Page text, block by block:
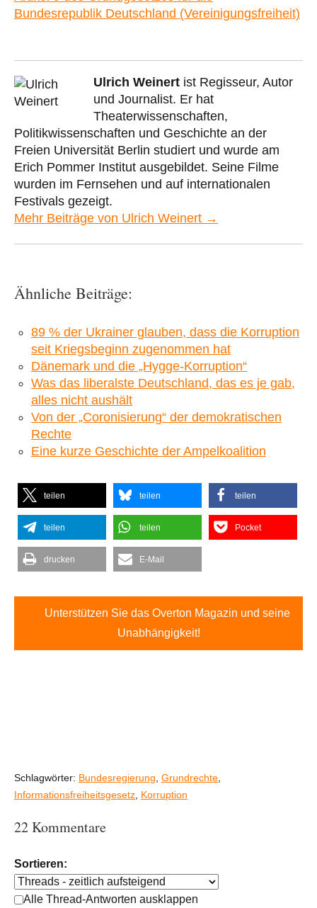
Bundesrepublik Deutschland (Vereinigungsfreiheit)
Ulrich Weinert ist Regisseur, Autor
und Journalist. Er hat
Theaterwissenschaften,
Politikwissenschaften und Geschichte an der
Freien Universität Berlin studiert und wurde am
Erich Pommer Institut ausgebildet. Seine Filme
wurden im Fernsehen und auf internationalen
Festivals gezeigt.
Mehr Beiträge von Ulrich Weinert →
Ähnliche Beiträge:
89 % der Ukrainer glauben, dass die Korruption
seit Kriegsbeginn zugenommen hat
Dänemark und die „Hygge-Korruption“
Was das liberalste Deutschland, das es je gab,
alles nicht aushält
Von der „Coronisierung“ der demokratischen
Rechte
Eine kurze Geschichte der Ampelkoalition
teilen teilen teilen
teilen teilen Pocket
drucken E-Mail
Unterstützen Sie das Overton Magazin und seine
Unabhängigkeit!
Schlagwörter: Bundesregierung, Grundrechte,
Informationsfreiheitsgesetz, Korruption
22 Kommentare
Sortieren:
Alle Thread-Antworten ausklappen